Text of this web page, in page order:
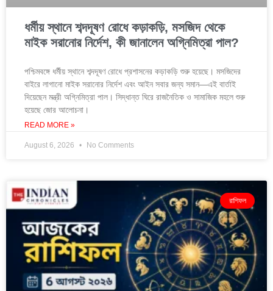
ধর্মীয় স্থানে শব্দদূষণ রোধে কড়াকড়ি, মসজিদ থেকে
মাইক সরানোর নির্দেশ, কী জানালেন অগ্নিমিত্রা পাল?
পশ্চিমবঙ্গে ধর্মীয় স্থানে শব্দদূষণ রোধে প্রশাসনের কড়াকড়ি শুরু হয়েছে। মসজিদের
বাইরে লাগানো মাইক সরানোর নির্দেশ এবং আইন সবার জন্য সমান—এই বার্তাই
দিয়েছেন মন্ত্রী অগ্নিমিত্রা পাল। সিদ্ধান্ত ঘিরে রাজনৈতিক ও সামাজিক মহলে শুরু
হয়েছে জোর আলোচনা।
READ MORE »
August 6, 2026 No Comments
রাশিফল